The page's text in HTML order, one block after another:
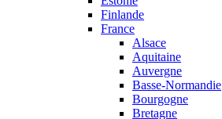
Finlande
France
Alsace
Aquitaine
Auvergne
Basse-Normandie
Bourgogne
Bretagne